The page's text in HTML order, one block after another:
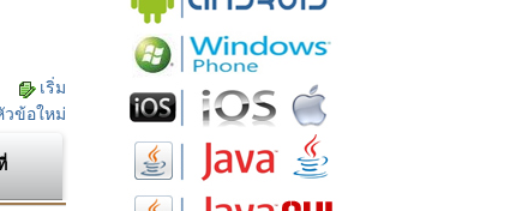
เริ่ม
วข้อใหม่